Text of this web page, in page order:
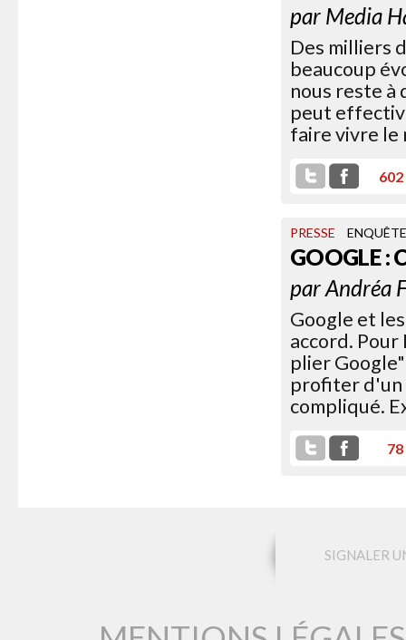
par Media
Des milliers
beaucoup
nous reste à
peut
faire vivre le
602
PRESSE ENQUÊTE
GOOGLE :
parAndréa
Google et
accord.
plier
profiter d'un
compliqué.
78
SIGNALER